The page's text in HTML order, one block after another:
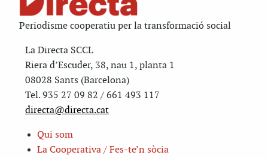
Periodisme cooperatiu per la transformació social
La Directa SCCL
Riera d’Escuder, 38, nau 1, planta 1
08028 Sants (Barcelona)
Tel. 935 27 09 82 / 661 493 117
directa@directa.cat
Qui som
La Cooperativa / Fes-te’n sòcia